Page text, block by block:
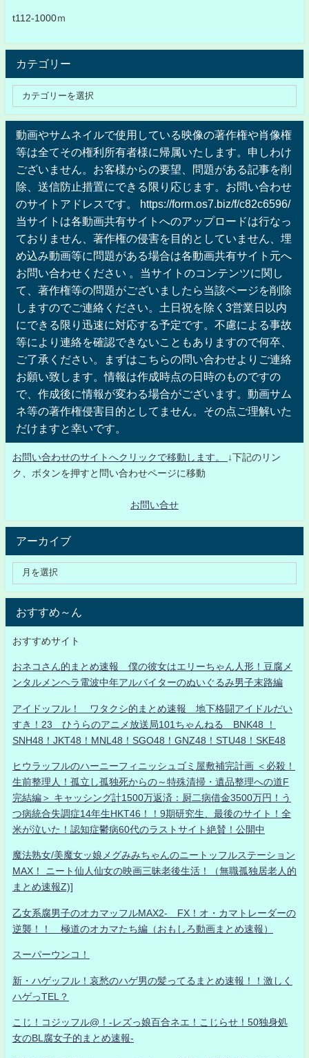
t112-1000ｍ
カテゴリー
動画やサムネイルで使用している映像の著作権や肖像権
等は全てその権利所有者様に帰属いたします。申しわけ
ございません。お客様からの要望、問題がある記事を削
除、送信防止措置にできる限り応じます。お問い合わせ
のサイトアドレスです。 https://form.os7.biz/f/c82c6596/
当サイトは各動画共有サイトへのアップロードは行なっ
ておりません、著作権の侵害を目的としていません、埋
め込み動画等に問題がある場合は各動画共有サイト元へ
お問い合わせください 。当サイトのコンテンツに関し
て、著作権等の問題がございましたら当該ページを削除
しますのでご連絡ください。土日祝を除く3営業日以内
にできる限り迅速に対応する予定です。不慮による事故
等により連絡を確認できないこともありますので何卒、
ご了承ください。まずはこちらの問い合わせよりご連絡
お願い致します。情報は作成時点の日時のものですの
で、作成後に情報が変わる場合がございます。動画サム
ネ等の著作権侵害目的としてません。その点ご理解いた
だけますと幸いです。
お問い合わせのサイトへクリックで移動します。
↓下記のリン
ク、ボタンを押すと問い合わせページに移動
お問い合せ
アーカイブ
おすすめ～ん
おすすめサイト
おネコさん的まとめ速報 僕の彼女はエリーちゃん人形！豆腐メ
ンタルメンヘラ電波中年アルバイターのぬいぐるみ男子末路編
アイドッフル！ ワタクシ的まとめ速報 地下格闘アイドルだい
すき！23 ひうらのアニメ放送局101ちゃんねる BNK48 ！
SNH48！JKT48！MNL48！SGO48！GNZ48！STU48！SKE48
ヒウラッフルのハーニーフィニッシュゴミ屋敷補完計画 ＜必殺！
生前整理人！孤立し孤独死からの～特殊清掃・遺品整理への道F
完結編＞ キャッシング計1500万返済：厨二病借金3500万円！う
つ病統合失調症14年生HKT46！！9期研究生、最後のサイト！全
米が泣いた！認知症鬱病60代のラストサイト絶賛！公開中
魔法熟女/美魔女ッ娘メグみみちゃんのニートッフルステーション
MAX！ ニート仙人仙女の映画三昧老後生活！（無職孤独居老人的
まとめ速報Z)]
乙女系腐男子のオカマッフルMAX2- FX！オ・カマトレーダーの
逆襲！！ 極道のオカマたち編（おもしろ動画まとめ速報）
スーパーウンコ！
新・ハゲッフル！哀愁のハゲ男の髪ってるまとめ速報！！激しく
ハゲっTEL？
こじ！コジッフル@！-レズっ娘百合ネエ！こじらせ！50独身処
女のBL腐女子的まとめ速報-